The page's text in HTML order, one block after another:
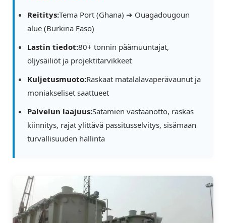
Reititys:Tema Port (Ghana) ➔ Ouagadougoun
alue (Burkina Faso)
Lastin tiedot:80+ tonnin päämuuntajat,
öljysäiliöt ja projektitarvikkeet
Kuljetusmuoto:Raskaat matalalavaperävaunut ja
moniakseliset saattueet
Palvelun laajuus:Satamien vastaanotto, raskas
kiinnitys, rajat ylittävä passitusselvitys, sisämaan
turvallisuuden hallinta